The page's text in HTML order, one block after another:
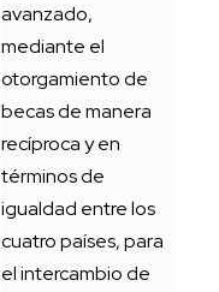
avanzado,
mediante el
otorgamiento de
becas de manera
recíproca y en
términos de
igualdad entre los
cuatro países, para
el intercambio de